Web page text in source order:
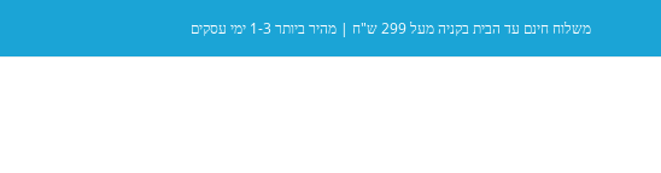
משלוח חינם עד הבית בקניה מעל 299 ש"ח | מהיר ביותר 1-3 ימי עסקים